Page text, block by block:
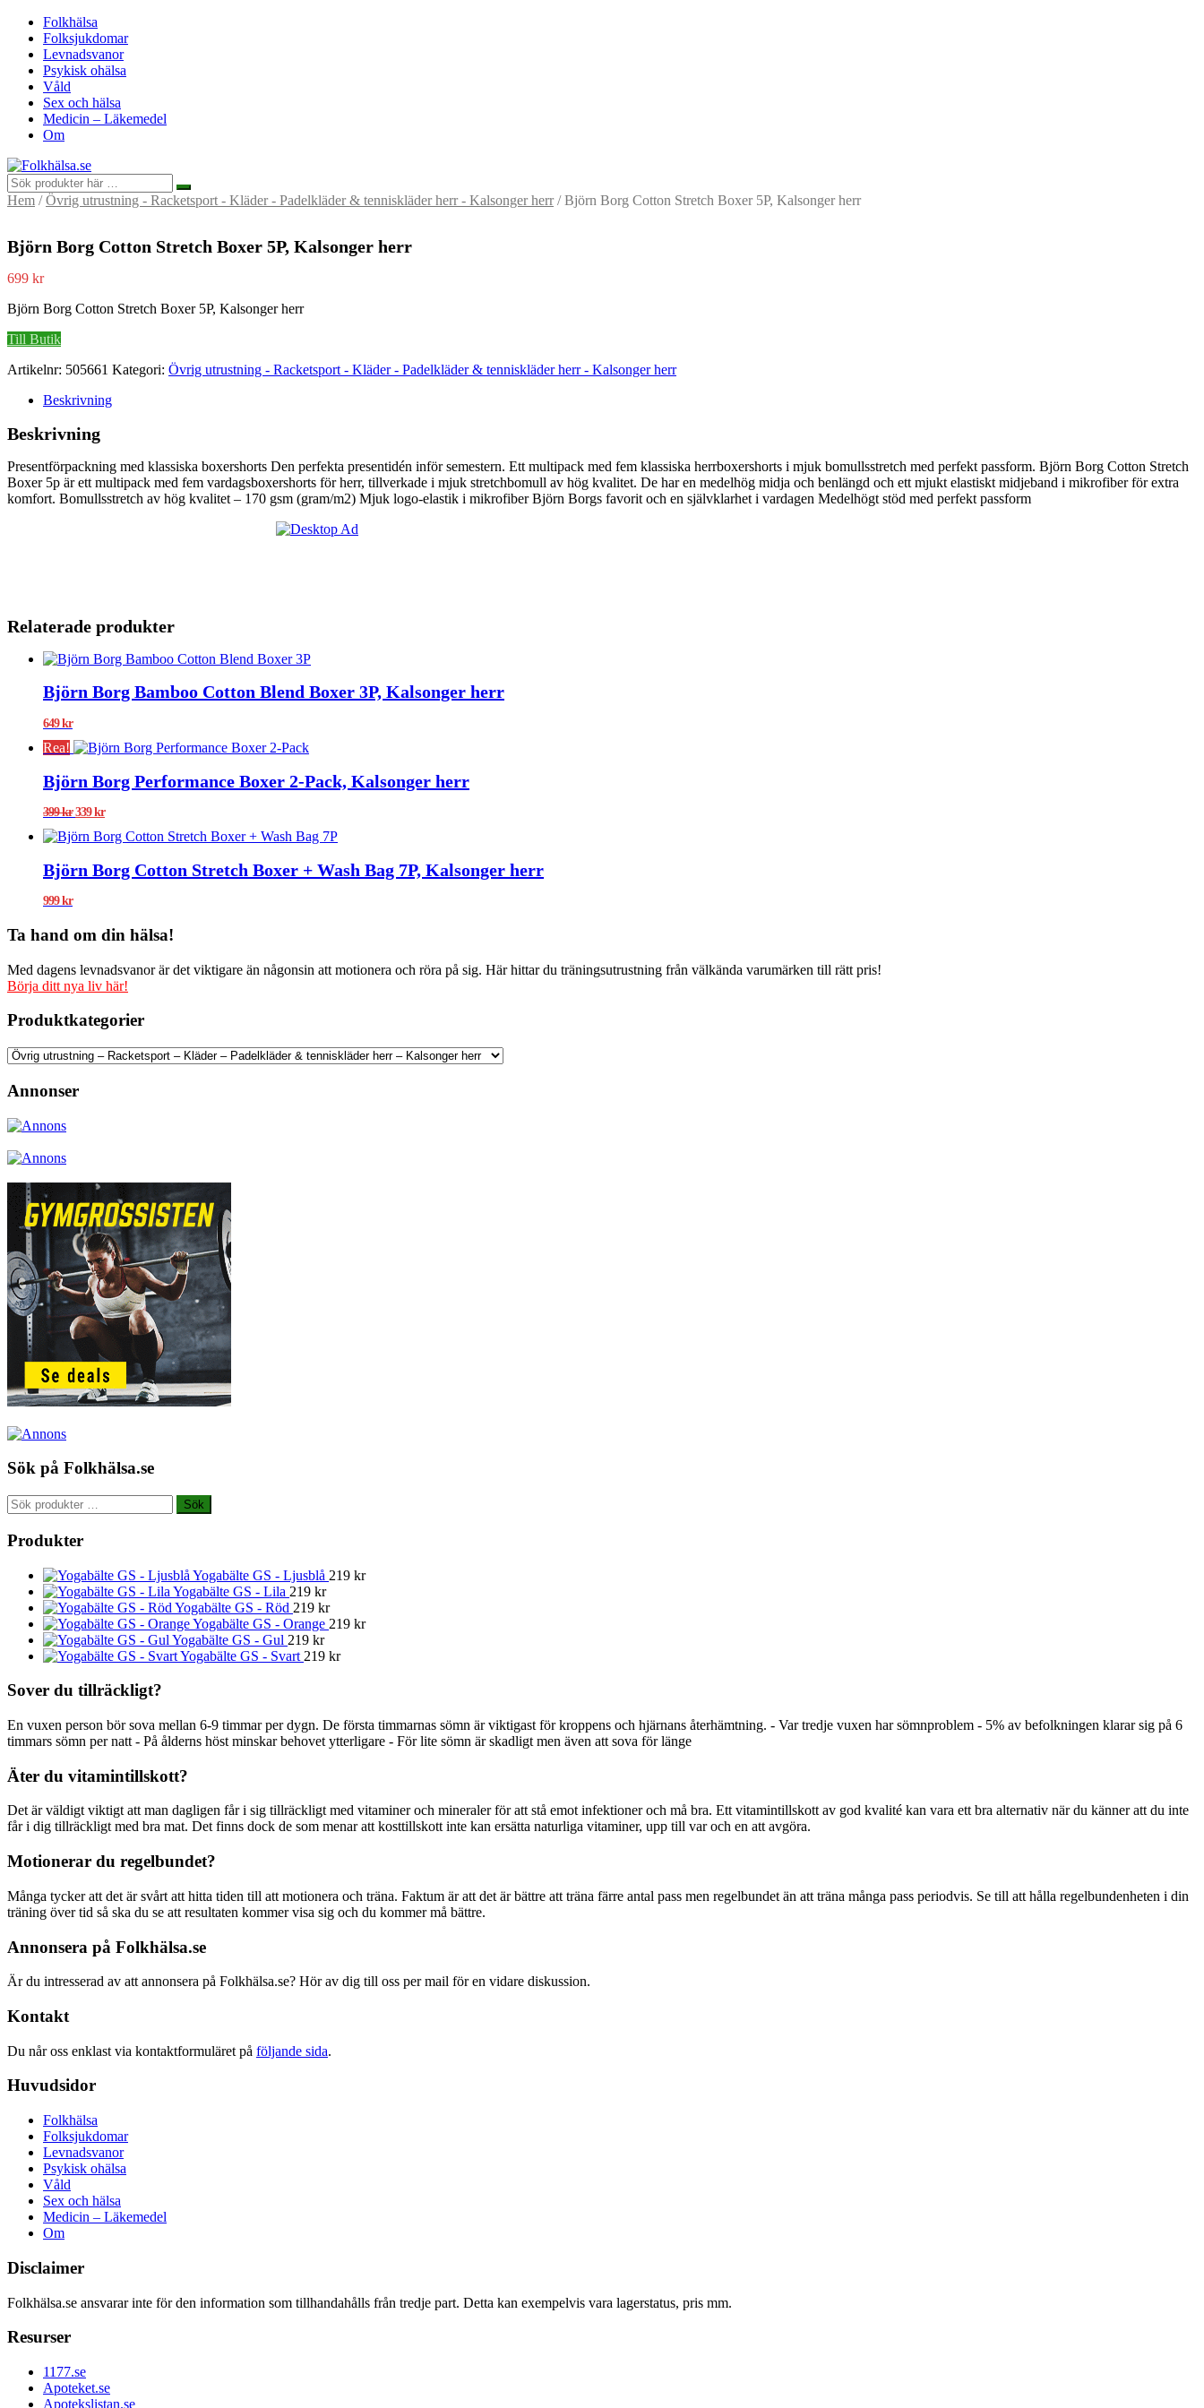
Folkhälsa
Folksjukdomar
Levnadsvanor
Psykisk ohälsa
Våld
Sex och hälsa
Medicin – Läkemedel
Om
Hem /Övrig utrustning - Racketsport - Kläder - Padelkläder & tenniskläder herr - Kalsonger herr/ Björn Borg Cotton Stretch Boxer 5P, Kalsonger herr
Björn Borg Cotton Stretch Boxer 5P, Kalsonger herr
699 kr
Björn Borg Cotton Stretch Boxer 5P, Kalsonger herr
Till Butik
Artikelnr: 505661 Kategori: Övrig utrustning - Racketsport - Kläder - Padelkläder & tenniskläder herr - Kalsonger herr
Beskrivning
Beskrivning
Presentförpackning med klassiska boxershorts Den perfekta presentidén inför semestern. Ett multipack med fem klassiska herrboxershorts i mjuk bomullsstretch med perfekt passform. Björn Borg Cotton Stretch
Boxer 5p är ett multipack med fem vardagsboxershorts för herr, tillverkade i mjuk stretchbomull av hög kvalitet. De har en medelhög midja och benlängd och ett mjukt elastiskt midjeband i mikrofiber för extra
komfort. Bomullsstretch av hög kvalitet – 170 gsm (gram/m2) Mjuk logo-elastik i mikrofiber Björn Borgs favorit och en självklarhet i vardagen Medelhögt stöd med perfekt passform
Relaterade produkter
Björn Borg Bamboo Cotton Blend Boxer 3P, Kalsonger herr
649kr
Rea!
Björn Borg Performance Boxer 2-Pack, Kalsonger herr
399kr Det
priset
399 kr.
339krDet
priset
339 kr.
Björn Borg Cotton Stretch Boxer + Wash Bag 7P, Kalsonger herr
999kr
Ta hand om din hälsa!
Med dagens levnadsvanor är det viktigare än någonsin att motionera och röra på sig. Här hittar du träningsutrustning från välkända varumärken till rätt pris!
Börja ditt nya liv här!
Produktkategorier
Annonser
Sök på Folkhälsa.se
Sök
efter:
Sök
Produkter
Yogabälte GS - Ljusblå 219 kr
Yogabälte GS - Lila 219 kr
Yogabälte GS - Röd 219 kr
Yogabälte GS - Orange 219 kr
Yogabälte GS - Gul 219 kr
Yogabälte GS - Svart 219 kr
Sover du tillräckligt?
En vuxen person bör sova mellan 6-9 timmar per dygn. De första timmarnas sömn är viktigast för kroppens och hjärnans återhämtning. - Var tredje vuxen har sömnproblem - 5% av befolkningen klarar sig på 6
timmars sömn per natt - På ålderns höst minskar behovet ytterligare - För lite sömn är skadligt men även att sova för länge
Äter du vitamintillskott?
Det är väldigt viktigt att man dagligen får i sig tillräckligt med vitaminer och mineraler för att stå emot infektioner och må bra. Ett vitamintillskott av god kvalité kan vara ett bra alternativ när du känner att du inte
får i dig tillräckligt med bra mat. Det finns dock de som menar att kosttillskott inte kan ersätta naturliga vitaminer, upp till var och en att avgöra.
Motionerar du regelbundet?
Många tycker att det är svårt att hitta tiden till att motionera och träna. Faktum är att det är bättre att träna färre antal pass men regelbundet än att träna många pass periodvis. Se till att hålla regelbundenheten i din
träning över tid så ska du se att resultaten kommer visa sig och du kommer må bättre.
Annonsera på Folkhälsa.se
Är du intresserad av att annonsera på Folkhälsa.se? Hör av dig till oss per mail för en vidare diskussion.
Kontakt
Du når oss enklast via kontaktformuläret på följande sida.
Huvudsidor
Folkhälsa
Folksjukdomar
Levnadsvanor
Psykisk ohälsa
Våld
Sex och hälsa
Medicin – Läkemedel
Om
Disclaimer
Folkhälsa.se ansvarar inte för den information som tillhandahålls från tredje part. Detta kan exempelvis vara lagerstatus, pris mm.
Resurser
1177.se
Apoteket.se
Apotekslistan.se